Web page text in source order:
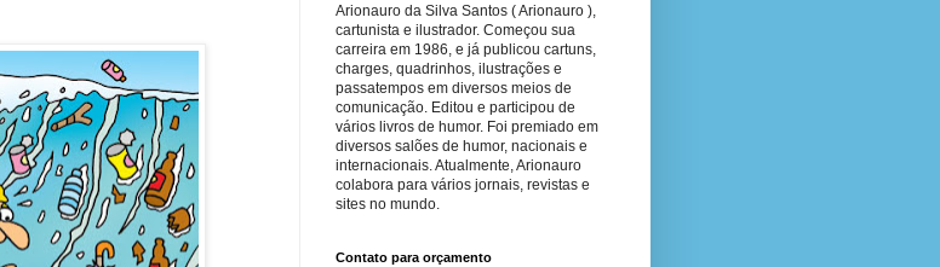
Arionauro da Silva Santos ( Arionauro ),
cartunista e ilustrador. Começou sua
carreira em 1986, e já publicou cartuns,
charges, quadrinhos, ilustrações e
passatempos em diversos meios de
comunicação. Editou e participou de
vários livros de humor. Foi premiado em
diversos salões de humor, nacionais e
internacionais. Atualmente, Arionauro
colabora para vários jornais, revistas e
sites no mundo.
Contato para orçamento